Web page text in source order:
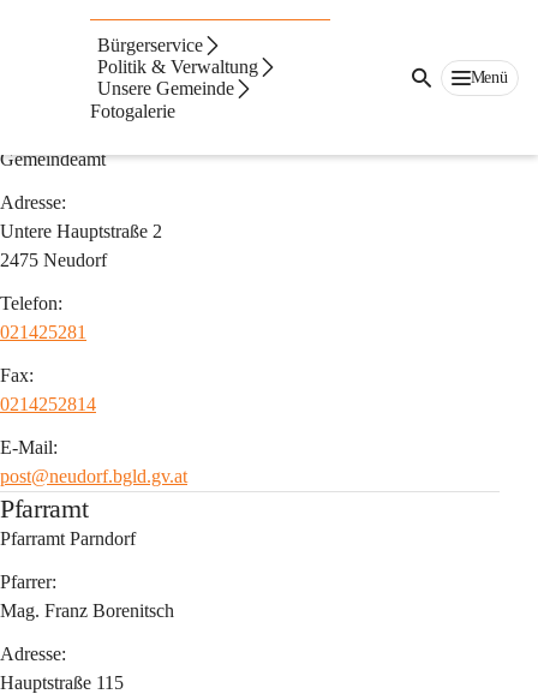
Bürgerservice
Politik & Verwaltung
Unsere Gemeinde
Fotogalerie
Menü
Adressen
Gemeindeamt
Adresse:
Untere Hauptstraße 2
2475 Neudorf
Telefon:
021425281
Fax:
0214252814
E-Mail:
post@neudorf.bgld.gv.at
Pfarramt
Pfarramt Parndorf
Pfarrer:
Mag. Franz Borenitsch
Adresse:
Hauptstraße 115